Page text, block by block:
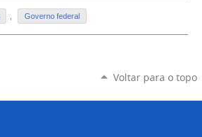
Governo federal
Voltar para o topo